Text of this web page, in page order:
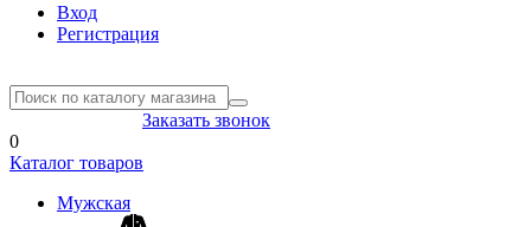
Вход
Регистрация
Заказать звонок
0
Каталог товаров
Мужская